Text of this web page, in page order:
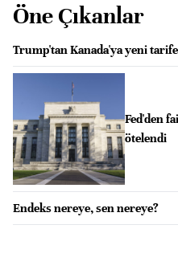
Öne Çıkanlar
Trump'tan Kanada'ya yeni
Fed'den
ötelendi
Endeks nereye, sen nereye?